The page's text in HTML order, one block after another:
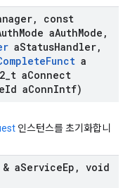
,
const
Mode aAuthMode ,
aStatusHandler,
Funct a
t aConnect
Id aConnIntf)
인스턴스를 초기화합니
aServiceEp , void